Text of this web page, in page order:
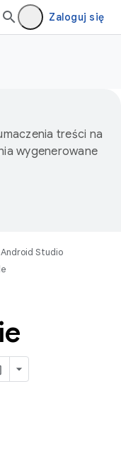
Zaloguj się
treści na
wygenerowane
Android Studio